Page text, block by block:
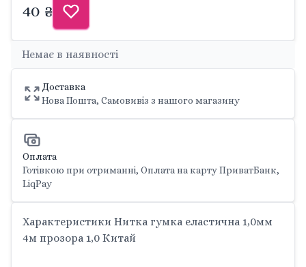
40 ₴
Немає в наявності
Доставка
Нова Пошта, Самовивіз з нашого магазину
Оплата
Готівкою при отриманні, Оплата на карту ПриватБанк,
LiqPay
Характеристики Нитка гумка еластична 1,0мм
4м прозора 1,0 Китай